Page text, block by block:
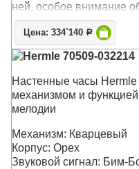
ней, особое внимание
полированной латуни
Механизм: Механический
Корпус: Хэмптонской
Звуковой сигнал:
Размер: 91 х 37 х 17 см
Цена: 334`140 Р
Hermle 70509-032214
Настенные часы
механизмом и функцией
мелодии
Механизм: Кварцевый
Корпус: Орех
Звуковой сигнал: Бим-